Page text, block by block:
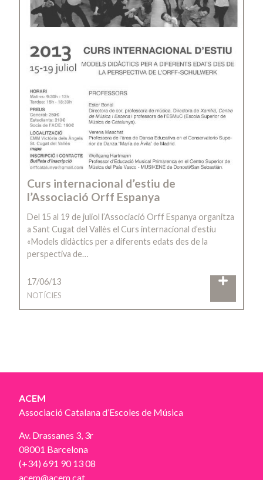
Curs internacional d’estiu de
l’Associació Orff Espanya
Del 15 al 19 de juliol l’Associació Orff Espanya organitza
a Sant Cugat del Vallès el Curs internacional d’estiu
«Models didàctics per a diferents edats des de la
perspectiva de…
17/06/13
NOTÍCIES
ACEM
Associació Catalana d’Escoles de Música
Av. Drassanes 3, 3r
08001 Barcelona
(+34) 691 90 13 08
acem@acem.cat